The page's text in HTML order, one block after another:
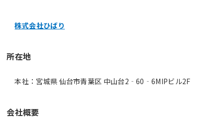
株式会社ひばり
所在地
本社：宮城県 仙台市青葉区 中山台2‐60‐6MIPビル2F
会社概要